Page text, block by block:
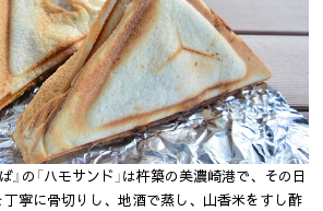
の「ハモサンド」は杵築の美濃崎港で、その日
寧に骨切りし、地酒で蒸し、山香米をすし酢